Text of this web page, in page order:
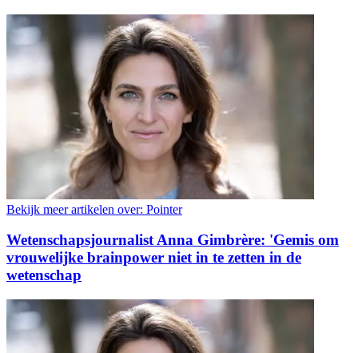
Bekijk meer artikelen over: Pointer
Wetenschapsjournalist Anna Gimbrère: 'Gemis om
vrouwelijke brainpower niet in te zetten in de
wetenschap